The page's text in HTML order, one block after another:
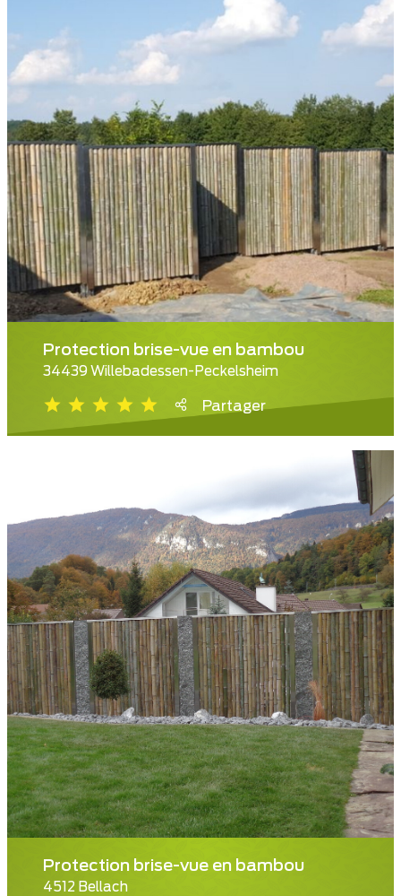
Protection brise-vue en bambou
34439 Willebadessen-Peckelsheim
Partager
Protection brise-vue en bambou
4512 Bellach